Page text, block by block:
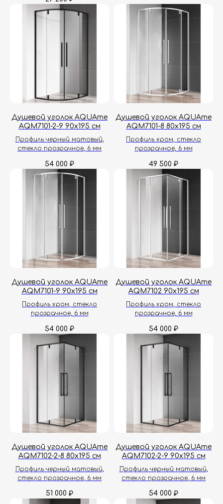
Душевой уголок AQUAme
AQM7101-2-9 90х195 см
Профиль черный матовый,
стекло прозрачное, 6 мм
54 000 ₽
Душевой уголок AQUAme
AQM7101-8 80х195 см
Профиль хром, стекло
прозрачное, 6 мм
49 500 ₽
Душевой уголок AQUAme
AQM7101-9 90х195 см
Профиль хром, стекло
прозрачное, 6 мм
54 000 ₽
Душевой уголок AQUAme
AQM7102 90х195 см
Профиль хром, стекло
прозрачное, 6 мм
54 000 ₽
Душевой уголок AQUAme
AQM7102-2-8 80х195 см
Профиль черный матовый,
стекло прозрачное, 6 мм
51 000 ₽
Душевой уголок AQUAme
AQM7102-2-9 90х195 см
Профиль черный матовый,
стекло прозрачное, 6 мм
54 000 ₽